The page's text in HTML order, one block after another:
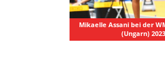
Mikaelle Assani bei der
(Ungarn) 2023